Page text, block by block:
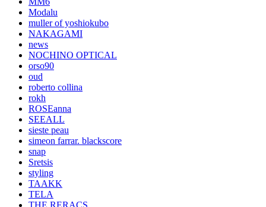
Modalu
muller of yoshiokubo
NAKAGAMI
news
NOCHINO OPTICAL
orso90
oud
roberto collina
rokh
ROSEanna
SEEALL
sieste peau
simeon farrar. blackscore
snap
Sretsis
styling
TAAKK
TELA